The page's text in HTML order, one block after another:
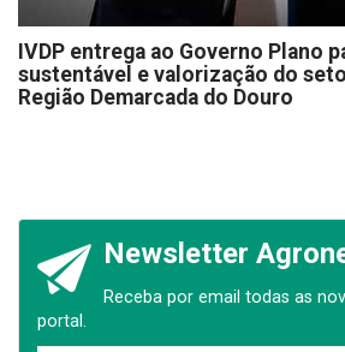
IVDP entrega ao Governo Plano
sustentável e valorização do
Região Demarcada do Douro
Newsletter
Receba por email todas as
portal.